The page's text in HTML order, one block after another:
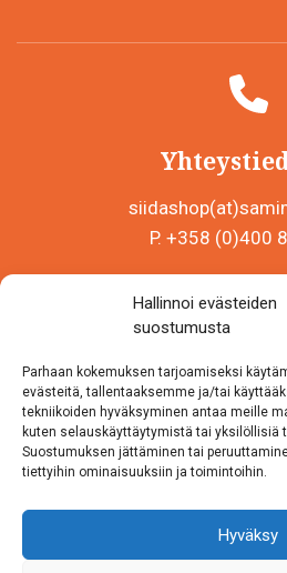
Hallinnoi evästeiden
suostumusta
Parhaan kokemuksen tarjoamiseksi
evästeitä, tallentaaksemme ja/tai
tekniikoiden hyväksyminen antaa meille
kuten selauskäyttäytymistä tai yksilöllisiä
Suostumuksen jättäminen tai
tiettyihin ominaisuuksiin ja toimintoihin.
Hyväksy
P. +358 (0)400
Y-tunnus
Inarintie
99870
Löydät meidät
Instagram
Facebook